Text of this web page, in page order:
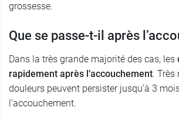
grossesse.
Que se passe-t-il après
Dans la très grande majorité des cas, les
rapidement après l’accouchement. Très
douleurs peuvent persister jusqu’à 3
l’accouchement.